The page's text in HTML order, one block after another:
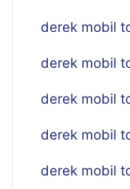
derek mobil
derek mobil
derek mobil
derek mobil
derek mobil